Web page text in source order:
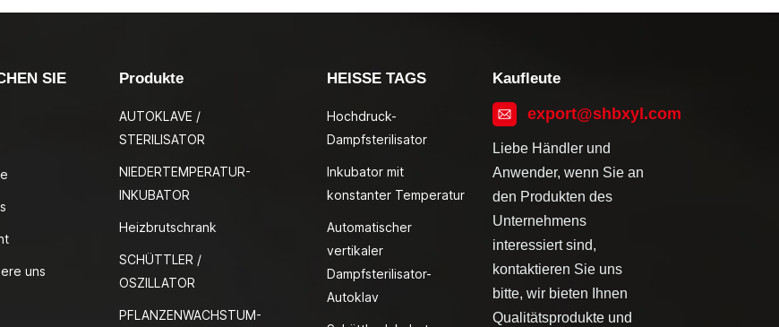
SIE
uns
Produkte
AUTOKLAVE /
STERILISATOR
NIEDERTEMPERATUR-
INKUBATOR
Heizbrutschrank
SCHÜTTLER /
OSZILLATOR
PFLANZENWACHSTUM-
HEISSE TAGS
Hochdruck-
Dampfsterilisator
Inkubator mit
konstanter Temperatur
Automatischer
vertikaler
Dampfsterilisator-
Autoklav
Kaufleute
export@shbxyl.com
Liebe Händler und
Anwender, wenn Sie an
den Produkten des
Unternehmens
interessiert sind,
kontaktieren Sie uns
bitte, wir bieten Ihnen
Qualitätsprodukte und